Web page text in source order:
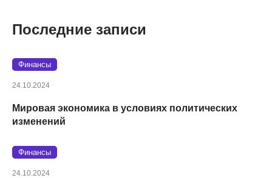
Последние записи
Финансы
24.10.2024
Мировая экономика в условиях политических
изменений
Финансы
24.10.2024